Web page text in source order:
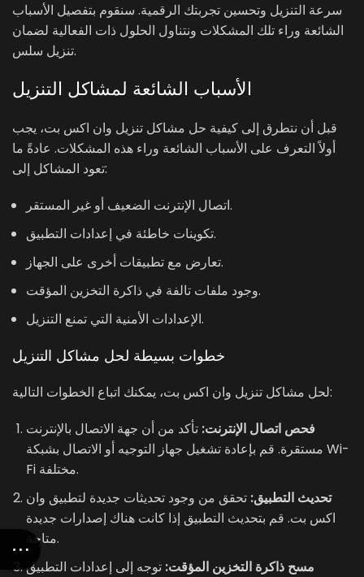
سرعة التنزيل وتحسين تجربتك الرقمية. سنقوم بتفصيل الأسباب
الشائعة وراء تلك المشكلات ونتناول الحلول ذات الفعالية لضمان
تنزيل سلس.
الأسباب الشائعة لمشاكل التنزيل
قبل أن نتطرق إلى كيفية حل مشاكل تنزيل وان اكس بت، يجب
أولاً التعرف على الأسباب الشائعة وراء هذه المشكلات. عادةً ما
تعود المشاكل إلى:
اتصال الإنترنت الضعيف أو غير المستقر.
تكوينات خاطئة في إعدادات التطبيق.
تعارض مع تطبيقات أخرى على الجهاز.
وجود ملفات تالفة في ذاكرة التخزين المؤقت.
الإعدادات الأمنية التي تمنع التنزيل.
خطوات بسيطة لحل مشاكل التنزيل
لحل مشاكل تنزيل وان اكس بت، يمكنك اتباع الخطوات التالية:
فحص اتصال الإنترنت: تأكد من أن جهة الاتصال بالإنترنت
مستقرة. قم بإعادة تشغيل جهاز التوجيه أو الاتصال بشبكة Wi-
Fi مختلفة.
تحديث التطبيق: تحقق من وجود تحديثات جديدة لتطبيق وان
اكس بت. قم بتحديث التطبيق إذا كانت هناك إصدارات جديدة
متاحة.
مسح ذاكرة التخزين المؤقت: توجه إلى إعدادات التطبيق